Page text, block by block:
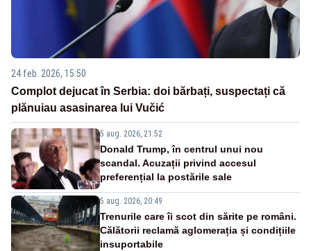
24 feb. 2026, 15:50
Complot dejucat în Serbia: doi bărbați, suspectați că
plănuiau asasinarea lui Vučić
5 aug. 2026, 21:52
Donald Trump, în centrul unui nou
scandal. Acuzații privind accesul
preferențial la postările sale
5 aug. 2026, 20:49
Trenurile care îi scot din sărite pe români.
Călătorii reclamă aglomerația și condițiile
insuportabile